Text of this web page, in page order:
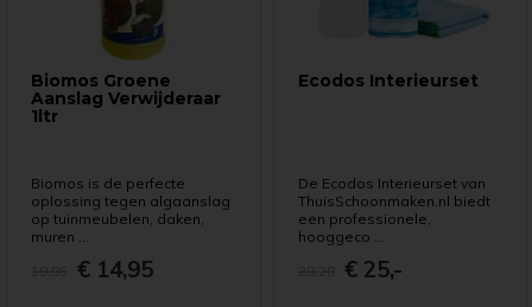
Biomos Groene
Aanslag Verwijderaar
1ltr
Biomos is de perfecte
oplossing tegen algaanslag
op tuinmeubelen, daken,
muren ...
€ 14,95
Ecodos Interieurset
De Ecodos Interieurset van
ThuisSchoonmaken.nl biedt
een professionele,
hooggeco ...
€ 25,-